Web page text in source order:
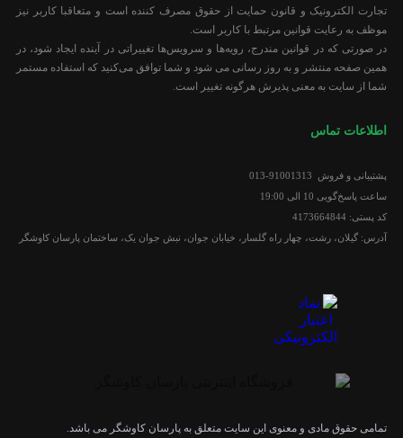
تجارت الکترونیک و قانون حمایت از حقوق مصرف کننده است و متعاقبا کاربر نیز
موظف به رعایت قوانین مرتبط با کاربر است.
در صورتی که در قوانین مندرج، رویه‏‌ها و سرویس‏‌ها تغییراتی در آینده ایجاد شود، در
همین صفحه منتشر و به روز رسانی می شود و شما توافق می‏‌کنید که استفاده مستمر
شما از سایت به معنی پذیرش هرگونه تغییر است.
اطلاعات تماس
پشتیبانی و فروش 91001313-013
ساعت پاسخ‌گویی 10 الی 19:00
کد پستی: 4173664844
آدرس: گیلان، رشت، چهار راه گلسار، خیابان جوان، نبش جوان یک، ساختمان پارسان کاوشگر
تمامی حقوق مادی و معنوی این سایت متعلق به پارسان کاوشگر می باشد.